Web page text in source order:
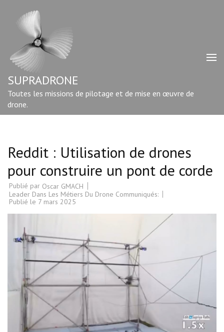
contenu
Entrée)
SUPRADRONE
Toutes les missions de pilotage et de mise en œuvre de
drone.
Reddit : Utilisation de drones
pour construire un pont de corde
Publié par Oscar GMACH
Leader Dans Les Métiers Du Drone Communiqués:
Publié le 7 mars 2025